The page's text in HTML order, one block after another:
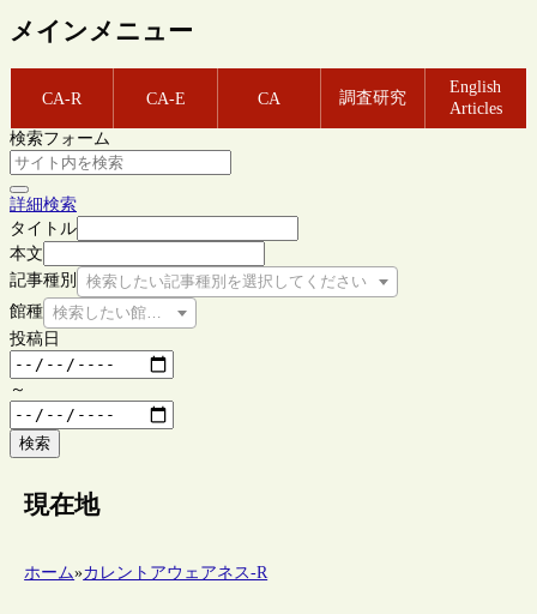
メインメニュー
CA-R CA-E CA 調査研究
English
Articles
検索フォーム
詳細検索
タイトル
本文
記事種別
検索したい記事種別を選択してください
館種 検索したい館種を選択してください
投稿日
～
検索
現在地
ホーム»カレントアウェアネス-R